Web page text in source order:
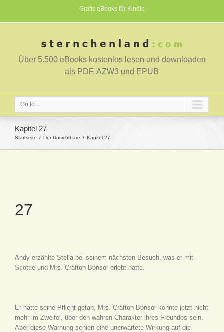
Gratis eBooks für Kindle
Über 5.500 eBooks kostenlos lesen und downloaden
als PDF, AZW3 und EPUB
Go to...
Kapitel 27
Startseite Der Unsichtbare Kapitel 27
27
Andy erzählte Stella bei seinem nächsten Besuch, was er mit
Scottie und Mrs. Crafton-Bonsor erlebt hatte.
Er hatte seine Pflicht getan, Mrs. Crafton-Bonsor konnte jetzt nicht
mehr im Zweifel, über den wahren Charakter ihres Freundes sein.
Aber diese Warnung schien eine unerwartete Wirkung auf die